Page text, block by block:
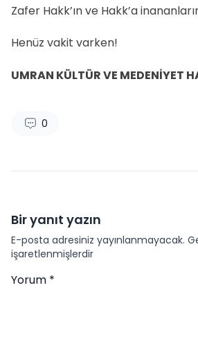
Zafer Hakk’ın ve Hakk’a
Henüz vakit varken!
UMRAN KÜLTÜR VE MEDENİYET
0
Bir yanıt yazın
E-posta adresiniz yayınlanmayacak.
işaretlenmişlerdir
Yorum *